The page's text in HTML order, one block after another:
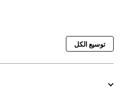
توسيع الكل